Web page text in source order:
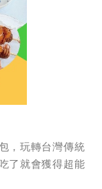
，玩轉台灣傳統
了就會獲得超能